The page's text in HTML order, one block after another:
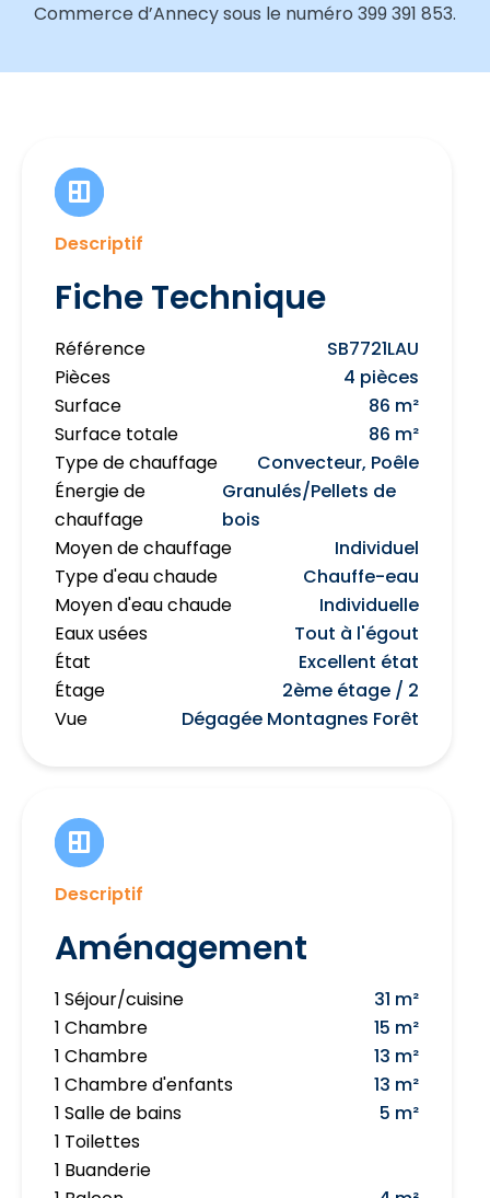
Commerce d’Annecy sous le numéro 399 391 853.
Descriptif
Fiche Technique
Référence
SB7721LAU
Pièces
4 pièces
Surface
86 m²
Surface totale
86 m²
Type de chauffage
Convecteur, Poêle
Énergie de
chauffage
Granulés/Pellets de
bois
Moyen de chauffage
Individuel
Type d'eau chaude
Chauffe-eau
Moyen d'eau chaude
Individuelle
Eaux usées
Tout à l'égout
État
Excellent état
Étage
2ème étage / 2
Vue
Dégagée Montagnes Forêt
Descriptif
Aménagement
1 Séjour/cuisine
31 m²
1 Chambre
15 m²
1 Chambre
13 m²
1 Chambre d'enfants
13 m²
1 Salle de bains
5 m²
1 Toilettes
1 Buanderie